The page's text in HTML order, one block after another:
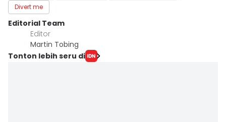
Divert me
Editorial Team
Editor
Martin Tobing
Tonton lebih seru di